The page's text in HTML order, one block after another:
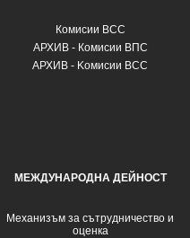
Комисии ВСС
АРХИВ - Комисии ВПС
АРХИВ - Kомисии ВСС
МЕЖДУНАРОДНА ДЕЙНОСТ
Механизъм за сътрудничество и
оценка